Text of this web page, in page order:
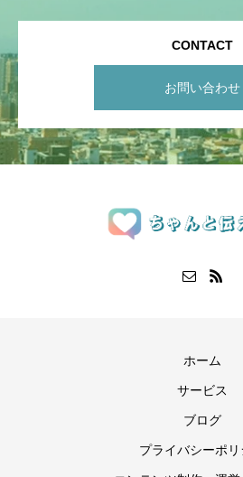
CONTACT
お問い合わせ
ホーム
サービス
ブログ
プライバシーポリ